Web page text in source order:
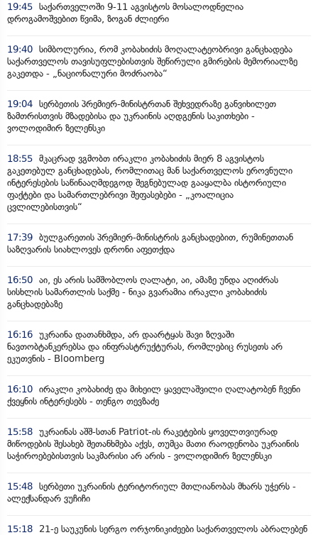
19:45 საქართველოში 9-11 აგვისტოს მოსალოდნელია
დროგამოშვებით წვიმა, ზოგან ძლიერი
19:40 სიმბოლურია, რომ კობახიძის მოღალატეობრივი განცხადება
საქართველოს თავისუფლებისთვის შეწირული გმირების მემორიალზე
გაკეთდა - „ნაციონალური მოძრაობა“
19:04 სერბეთის პრემიერ-მინისტრთან შეხვედრაზე განვიხილეთ
ზამთრისთვის მზადებისა და უკრაინის აღდგენის საკითხები -
ვოლოდიმირ ზელენსკი
18:55 მკაცრად ვგმობთ ირაკლი კობახიძის მიერ 8 აგვისტოს
გაკეთებულ განცხადებას, რომლითაც მან საქართველოს ეროვნული
ინტერესების საწინააღმდეგოდ შეგნებულად გააყალბა ისტორიული
ფაქტები და სამართლებრივი შეფასებები - „კოალიცია
ცვლილებისთვის“
17:39 ბულგარეთის პრემიერ-მინისტრის განცხადებით, რუმინეთთან
საზღვარის სიახლოვეს დრონი აფეთქდა
16:50 აი, ეს არის სამშობლოს ღალატი, აი, ამაზე უნდა აღიძრას
სისხლის სამართლის საქმე - ნიკა გვარამია ირაკლი კობახიძის
განცხადებაზე
16:16 უკრაინა დათანხმდა, არ დაარტყას შავი ზღვაში
ნავთობტანკერებსა და ინფრასტრუქტურას, რომლებიც რუსეთს არ
ეკუთვნის - Bloomberg
16:10 ირაკლი კობახიძე და მიხეილ ყაველაშვილი ღალატობენ ჩვენი
ქვეყნის ინტერესებს - თენგო თევზაძე
15:58 უკრაინას აშშ-სთან Patriot-ის რაკეტების ყოველთვიურად
მიწოდების შესახებ შეთანხმება აქვს, თუმცა მათი რაოდენობა უკრაინის
საჭიროებებისთვის საკმარისი არ არის - ვოლოდიმირ ზელენსკი
15:48 სერბეთი უკრაინის ტერიტორიულ მთლიანობას მხარს უჭერს -
ალექსანდარ ვუჩიჩი
15:18
21-ე საუკუნის სერგო ორჯონიკიძეები საქართველოს აბრალებენ